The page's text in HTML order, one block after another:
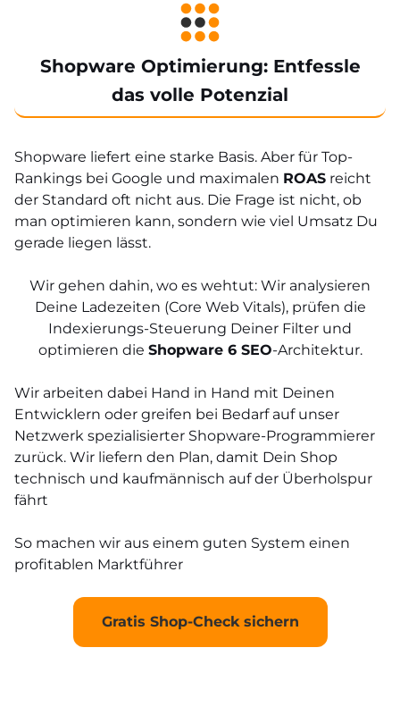
Shopware Optimierung: Entfessle
das volle Potenzial
Shopware liefert eine starke Basis. Aber für Top-
Rankings bei Google und maximalen ROAS reicht
der Standard oft nicht aus. Die Frage ist nicht, ob
man optimieren kann, sondern wie viel Umsatz Du
gerade liegen lässt.
Wir gehen dahin, wo es wehtut: Wir analysieren
Deine Ladezeiten (Core Web Vitals), prüfen die
Indexierungs-Steuerung Deiner Filter und
optimieren die Shopware 6 SEO-Architektur.
Wir arbeiten dabei Hand in Hand mit Deinen
Entwicklern oder greifen bei Bedarf auf unser
Netzwerk spezialisierter Shopware-Programmierer
zurück. Wir liefern den Plan, damit Dein Shop
technisch und kaufmännisch auf der Überholspur
fährt
So machen wir aus einem guten System einen
profitablen Marktführer
Gratis Shop-Check sichern